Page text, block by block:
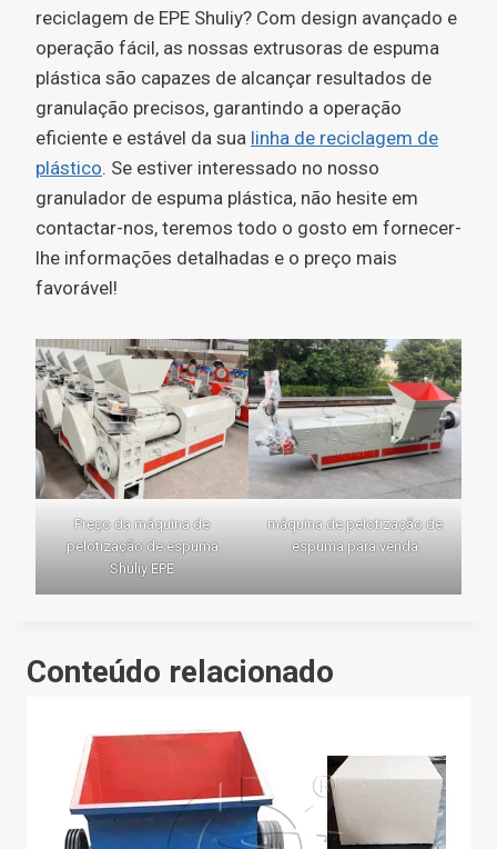
reciclagem de EPE Shuliy? Com design avançado e
operação fácil, as nossas extrusoras de espuma
plástica são capazes de alcançar resultados de
granulação precisos, garantindo a operação
eficiente e estável da sua linha de reciclagem de
plástico. Se estiver interessado no nosso
granulador de espuma plástica, não hesite em
contactar-nos, teremos todo o gosto em fornecer-
lhe informações detalhadas e o preço mais
favorável!
Preço da máquina de
pelotização de espuma
Shuliy EPE
máquina de pelotização de
espuma para venda
Conteúdo relacionado